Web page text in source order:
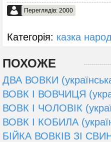
Переглядів: 2000
Категорія: казка
ПОХОЖЕ
ДВА ВОВКИ
ВОВК І ВОВЧИЦЯ
ВОВК І ЧОЛОВІК
ВОВК І КОБИЛА
БІЙКА ВОВКІВ ЗІ